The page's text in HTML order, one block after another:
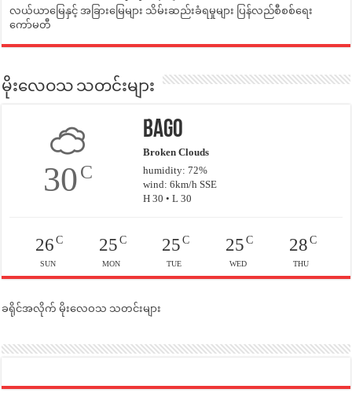
လယ်ယာမြေနှင့် အခြားမြေများ သိမ်းဆည်းခံရမှုများ ပြန်လည်စီစစ်ရေး
ကော်မတီ
မိုးလေဝသ သတင်းများ
30C
Bago
Broken Clouds
humidity: 72%
wind: 6km/h SSE
H 30 • L 30
26C
SUN
25C
MON
25 C
TUE
25C
WED
28C
THU
ခရိုင်အလိုက် မိုးလေဝသ သတင်းများ